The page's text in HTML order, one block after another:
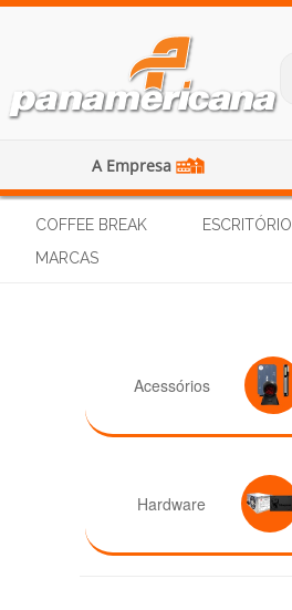
A Empresa
COFFEE BREAK ESCRITÓRIO
MARCAS
Acessórios
Hardware